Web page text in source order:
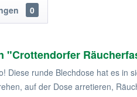
0
"Crottendorfer
Diese runde Blechdose hat es in
auf der Dose arretieren,